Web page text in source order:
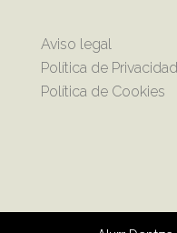
Aviso legal
Política de Privacidad
Política de Cookies